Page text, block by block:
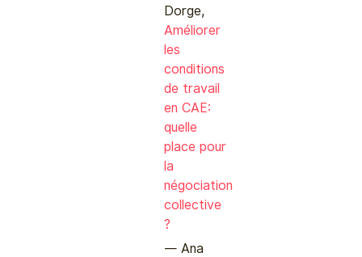
Dorge,
Améliorer
les
conditions
de travail
en CAE:
quelle
place pour
la
négociation
collective
?
Ana